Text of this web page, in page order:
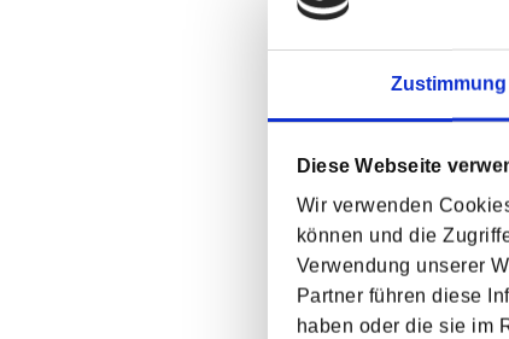
Zustimmung
Diese Webseite
Wir verwenden
können und die
Verwendung unserer
Partner führen diese
haben oder die sie im
Nachricht *